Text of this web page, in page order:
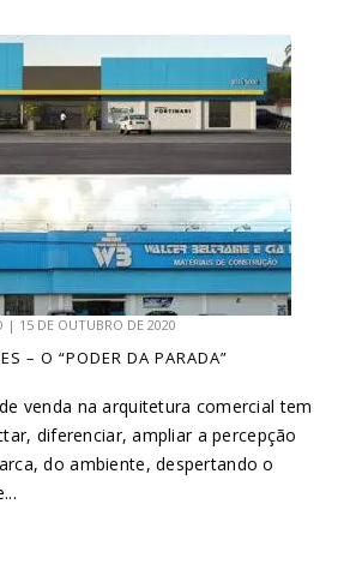
| 15 DE OUTUBRO DE 2020
– O “PODER DA PARADA”
venda na arquitetura comercial tem
diferenciar, ampliar a percepção
do ambiente, despertando o